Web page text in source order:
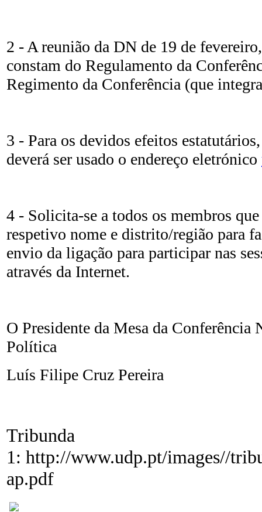
2 - A reunião da DN de 19 de
constam do Regulamento da
Regimento da Conferência (que
3 - Para os devidos efeitos
deverá ser usado o endereço eletrónico
4 - Solicita-se a todos os membros
respetivo nome e distrito/região para
envio da ligação para participar nas
através da Internet.
O Presidente da Mesa da Conferência
Política
Luís Filipe Cruz Pereira
Tribunda
1: http://www.udp.pt/images//
ap.pdf